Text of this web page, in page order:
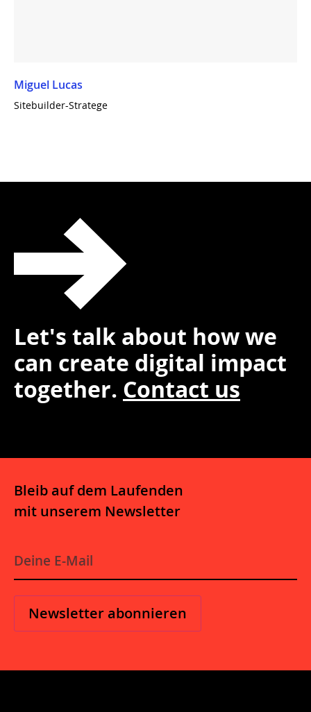
Miguel Lucas
Sitebuilder-Stratege
Let's talk about how we
can create digital impact
together. Contact us
Bleib auf dem Laufenden
mit unserem Newsletter
E
-
M
i